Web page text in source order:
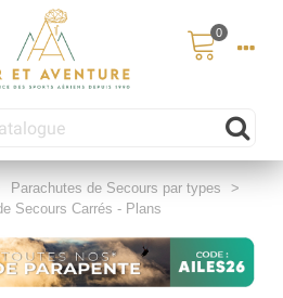
0
Parachutes de Secours par types
>
Secours Carrés - Plans